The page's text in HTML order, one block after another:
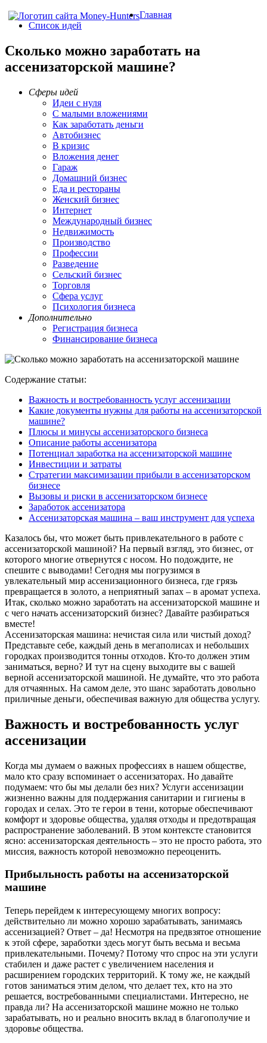
Главная
Список идей
Сколько можно заработать на
ассенизаторской машине?
Сферы идей
Идеи с нуля
С малыми вложениями
Как заработать деньги
Автобизнес
В кризис
Вложения денег
Гараж
Домашний бизнес
Еда и рестораны
Женский бизнес
Интернет
Международный бизнес
Недвижимость
Производство
Профессии
Разведение
Сельский бизнес
Торговля
Сфера услуг
Психология бизнеса
Дополнительно
Регистрация бизнеса
Финансирование бизнеса
Содержание статьи:
Важность и востребованность услуг ассенизации
Какие документы нужны для работы на ассенизаторской
машине?
Плюсы и минусы ассенизаторского бизнеса
Описание работы ассенизатора
Потенциал заработка на ассенизаторской машине
Инвестиции и затраты
Стратегии максимизации прибыли в ассенизаторском
бизнесе
Вызовы и риски в ассенизаторском бизнесе
Заработок ассенизатора
Ассенизаторская машина – ваш инструмент для успеха
Казалось бы, что может быть привлекательного в работе с
ассенизаторской машиной? На первый взгляд, это бизнес, от
которого многие отвернутся с носом. Но подождите, не
спешите с выводами! Сегодня мы погрузимся в
увлекательный мир ассенизационного бизнеса, где грязь
превращается в золото, а неприятный запах – в аромат успеха.
Итак, сколько можно заработать на ассенизаторской машине и
с чего начать ассенизаторский бизнес? Давайте разбираться
вместе!
Ассенизаторская машина: нечистая сила или чистый доход?
Представьте себе, каждый день в мегаполисах и небольших
городках производится тонны отходов. Кто-то должен этим
заниматься, верно? И тут на сцену выходите вы с вашей
верной ассенизаторской машиной. Не думайте, что это работа
для отчаянных. На самом деле, это шанс заработать довольно
приличные деньги, обеспечивая важную для общества услугу.
Важность и востребованность услуг
ассенизации
Когда мы думаем о важных профессиях в нашем обществе,
мало кто сразу вспоминает о ассенизаторах. Но давайте
подумаем: что бы мы делали без них? Услуги ассенизации
жизненно важны для поддержания санитарии и гигиены в
городах и селах. Это те герои в тени, которые обеспечивают
комфорт и здоровье общества, удаляя отходы и предотвращая
распространение заболеваний. В этом контексте становится
ясно: ассенизаторская деятельность – это не просто работа, это
миссия, важность которой невозможно переоценить.
Прибыльность работы на ассенизаторской
машине
Теперь перейдем к интересующему многих вопросу:
действительно ли можно хорошо зарабатывать, занимаясь
ассенизацией? Ответ – да! Несмотря на предвзятое отношение
к этой сфере, заработки здесь могут быть весьма и весьма
привлекательными. Почему? Потому что спрос на эти услуги
стабилен и даже растет с увеличением населения и
расширением городских территорий. К тому же, не каждый
готов заниматься этим делом, что делает тех, кто на это
решается, востребованными специалистами. Интересно, не
правда ли? На ассенизаторской машине можно не только
зарабатывать, но и реально вносить вклад в благополучие и
здоровье общества.